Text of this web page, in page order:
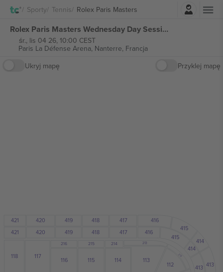
Sporty Tennis Rolex Paris MastersZaloguj sie
Rolex Paris Masters Wednesday Day Session Court 2 biletów
śr., lis 04 26, 10:00 CEST
Paris La Défense Arena, Nanterre, Francja
Ukryj mapę
Przyklej mapę
112
212
113
213
114
115
214
215
418 417 416
415
414
413
418 417
416
415
414
413
421 420 419
421 420 419
116
117
118
216